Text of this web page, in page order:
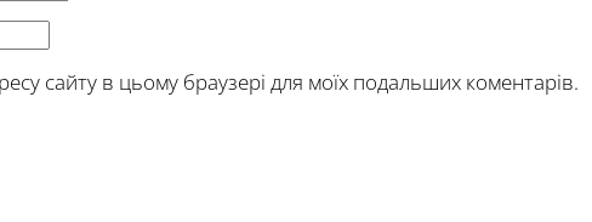
сайту в цьому браузері для моїх подальших коментарів.